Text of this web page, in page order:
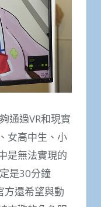
通過VR和現實
女高中生、小
是無法實現的
是30分鐘
還希望與動